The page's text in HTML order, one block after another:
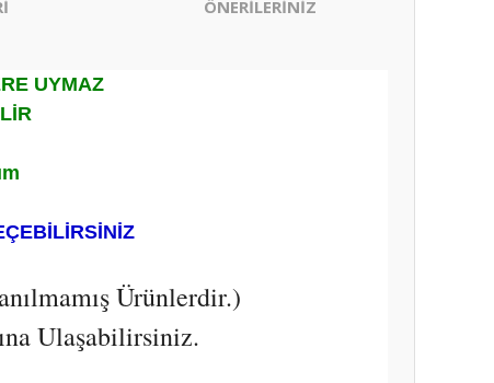
ÖNERİLERİNİZ
UYMAZ
Ürünlerdir.)
Ulaşabilirsiniz.